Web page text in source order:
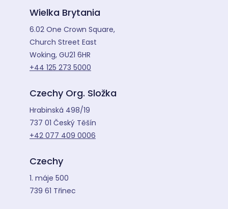
Wielka Brytania
6.02 One Crown Square,
Church Street East
Woking, GU21 6HR
+44 125 273 5000
Czechy Org. Složka
Hrabinská 498/19
737 01 Český Těšín
+42 077 409 0006
Czechy
1. máje 500
739 61 Třinec